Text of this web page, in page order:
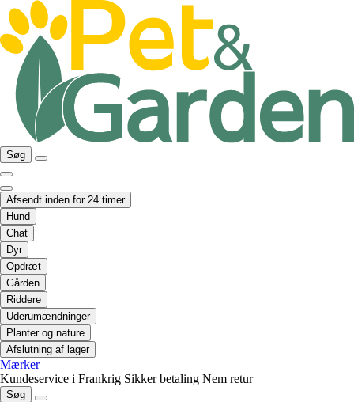
Søg
Afsendt inden for 24 timer
Hund
Chat
Dyr
Opdræt
Gården
Riddere
Uderumændninger
Planter og nature
Afslutning af lager
Mærker
Kundeservice i Frankrig Sikker betaling Nem retur
Søg